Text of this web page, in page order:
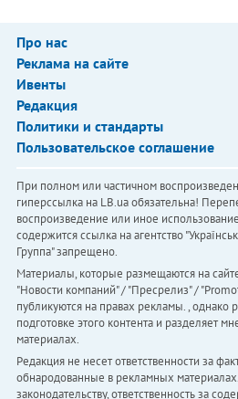
Про нас
Реклама на сайте
Ивенты
Редакция
Политики и стандарты
Пользовательское соглашение
При полном или частичном
гиперссылка на LB.ua обязательна!
воспроизведение или иное
содержится ссылка на агентство
Группа" запрещено.
Материалы, которые размещаются на
"Новости компаний" / "Пресрелиз" /
публикуются на правах рекламы. , однако
подготовке этого контента и разделяет
материалах.
Редакция не несет ответственности за
обнародованные в рекламных
законодательству, ответственность за